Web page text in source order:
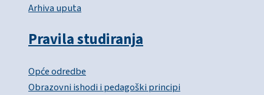
Arhiva uputa
Pravila studiranja
Opće odredbe
Obrazovni ishodi i pedagoški principi